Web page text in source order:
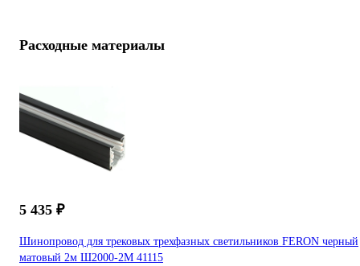
Расходные материалы
5 435 ₽
Шинопровод для трековых трехфазных светильников FERON черный
матовый 2м Ш2000-2М 41115